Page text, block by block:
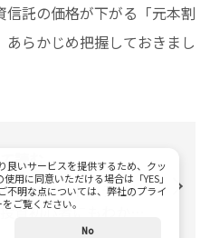
託の価格が下がる「元本割
らかじめ把握しておきまし
読む
のメリット・デメリ
資初心者にもわかり
良いサービスを提供するため、クッ
用に同意いただける場合は「YES」
不明な点については、弊社のプライ
ご覧ください。
No